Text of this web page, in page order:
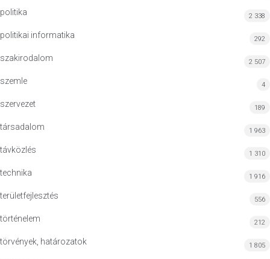
politika 2 338
politikai informatika 292
szakirodalom 2 507
szemle 4
szervezet 189
társadalom 1 963
távközlés 1 310
technika 1 916
területfejlesztés 556
történelem 212
törvények, határozatok 1 805